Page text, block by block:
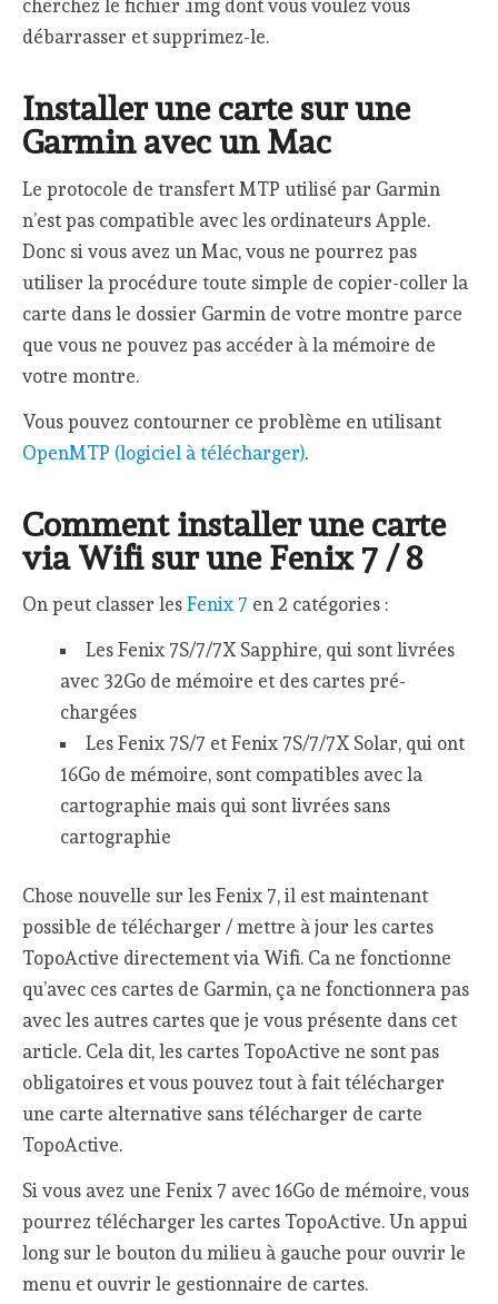
cherchez le fichier .img dont vous voulez vous
débarrasser et supprimez-le.
Installer une carte sur une
Garmin avec un Mac
Le protocole de transfert MTP utilisé par Garmin
n’est pas compatible avec les ordinateurs Apple.
Donc si vous avez un Mac, vous ne pourrez pas
utiliser la procédure toute simple de copier-coller la
carte dans le dossier Garmin de votre montre parce
que vous ne pouvez pas accéder à la mémoire de
votre montre.
Vous pouvez contourner ce problème en utilisant
OpenMTP (logiciel à télécharger).
Comment installer une carte
via Wifi sur une Fenix 7 / 8
On peut classer lesFenix 7 en 2 catégories :
Les Fenix 7S/7/7X Sapphire, qui sont livrées
avec 32Go de mémoire et des cartes pré-
chargées
Les Fenix 7S/7 et Fenix 7S/7/7X Solar, qui ont
16Go de mémoire, sont compatibles avec la
cartographie mais qui sont livrées sans
cartographie
Chose nouvelle sur les Fenix 7, il est maintenant
possible de télécharger / mettre à jour les cartes
TopoActive directement via Wifi. Ca ne fonctionne
qu’avec ces cartes de Garmin, ça ne fonctionnera pas
avec les autres cartes que je vous présente dans cet
article. Cela dit, les cartes TopoActive ne sont pas
obligatoires et vous pouvez tout à fait télécharger
une carte alternative sans télécharger de carte
TopoActive.
Si vous avez une Fenix 7 avec 16Go de mémoire, vous
pourrez télécharger les cartes TopoActive. Un appui
long sur le bouton du milieu à gauche pour ouvrir le
menu et ouvrir le gestionnaire de cartes.